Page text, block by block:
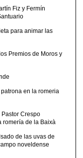
Fiz y Fermín
para animar las
Premios de Moros y
en la romeria
Crespo
romería de la Baixà
de las uvas de
noveldense